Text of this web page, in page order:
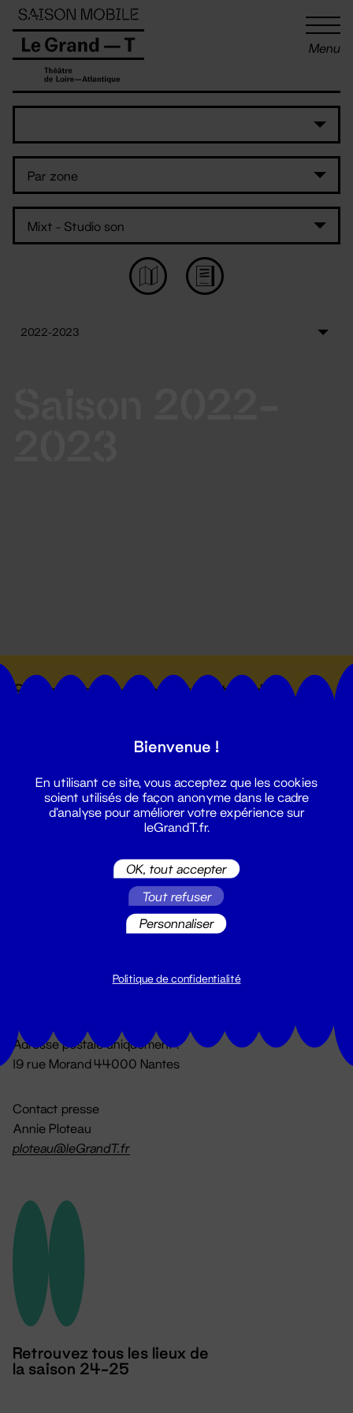
Menu
Suivez toutes les actualités du
Du lundi au vendredi 14h → 18h
Adresse postale uniquement :
19 rue Morand 44000 Nantes
Contact presse
Annie Ploteau
ploteau@leGrandT.fr
Retrouvez tous les lieux de
la saison 24-25
Panneau de gestion des cookies
Bienvenue !
En utilisant ce site, vous acceptez que les cookies
soient utilisés de façon anonyme dans le cadre
d'analyse pour améliorer votre expérience sur
leGrandT.fr.
OK, tout accepter
Tout refuser
Personnaliser
Politique de confidentialité